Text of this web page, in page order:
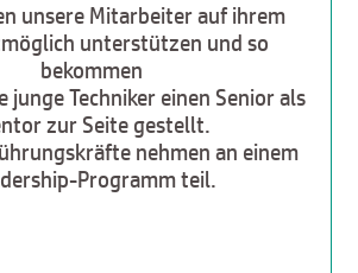
unsere Mitarbeiter auf ihrem
unterstützen und so
bekommen
junge Techniker einen Senior als
zur Seite gestellt.
nehmen an einem
Programm teil.